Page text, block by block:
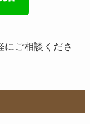
にご相談くださ